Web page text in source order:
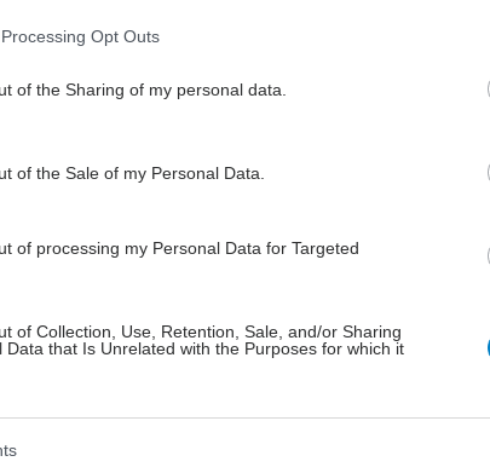
Opt Outs
of the Sharing of my personal data.
of the Sale of my Personal Data.
of processing my Personal Data for Targeted
of Collection, Use, Retention, Sale, and/or Sharing
Data that Is Unrelated with the Purposes for which it
φαρμάκων.
16 Σεπτεμβρίου 2016
με τα αντικαταθλιπτικά
συνταγογράφηση φαρμάκων κατά της κατάθλιψης